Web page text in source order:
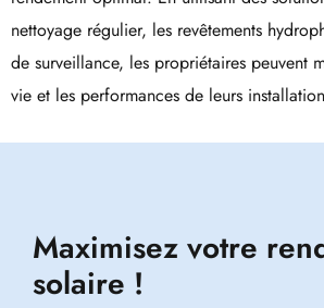
nettoyage régulier, les revêtements
de surveillance, les propriétaires peuvent
vie et les performances de leurs
Maximisez votre
solaire !